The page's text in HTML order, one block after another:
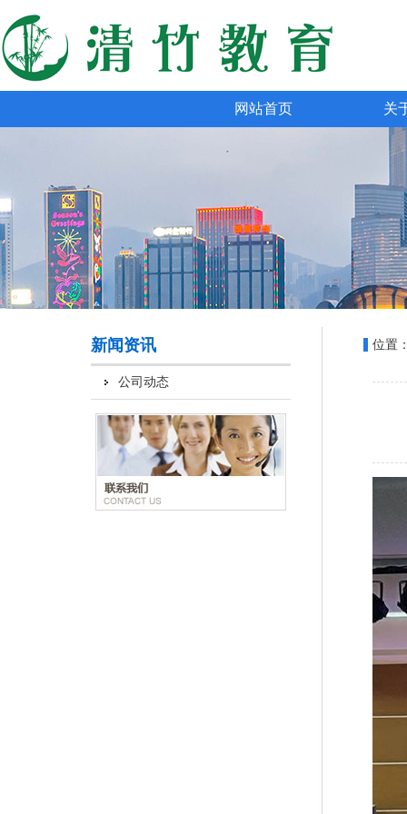
网站首页 关
新闻资讯
公司动态
位置